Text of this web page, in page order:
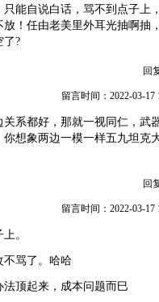
能自说白话，骂不到点子上
！任由老美里外耳光抽啊抽
了?
回
留言时间：2022-03-17
系都好，那就一视同仁，武
想象两边一模一样五九坦克
回
留言时间：2022-03-17
。
不骂了。哈哈
顶起来，成本问题而巳